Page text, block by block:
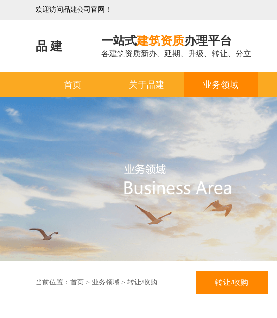
欢迎访问品建公司官网！
品 建 一站式建筑资质办理平台
各建筑资质新办、延期、升级、转让、分立
首页 关于品建 业务领域
当前位置： 首页 > 业务领域 > 转让/收购 转让/收购